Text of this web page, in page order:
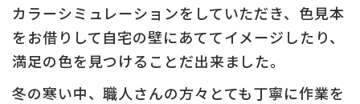
カラーシミュレーションをしていただき、色見本
をお借りして自宅の壁にあててイメージしたり、
満足の色を見つけることだ出来ました。
冬の寒い中、職人さんの方々とても丁寧に作業を